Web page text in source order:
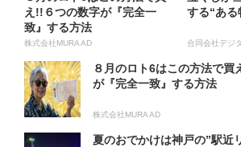
え!!６つの数字が『完全一
致』する方法
株式会社MURA AD
する“ある
合同会社デジ
８月のロト6はこの方法で買
が『完全一致』する方法
株式会社MURA AD
夏のおでかけは神戸の”駅近